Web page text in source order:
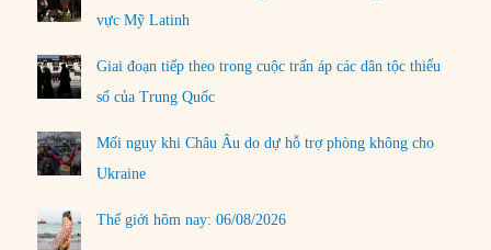
vực Mỹ Latinh
Giai đoạn tiếp theo trong cuộc trấn áp các dân tộc thiểu
số của Trung Quốc
Mối nguy khi Châu Âu do dự hỗ trợ phòng không cho
Ukraine
Thế giới hôm nay: 06/08/2026